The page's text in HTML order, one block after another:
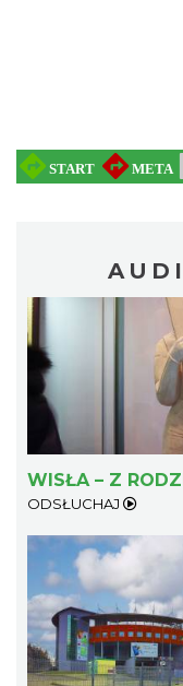
WISŁA – Z
ODSŁUCHAJ